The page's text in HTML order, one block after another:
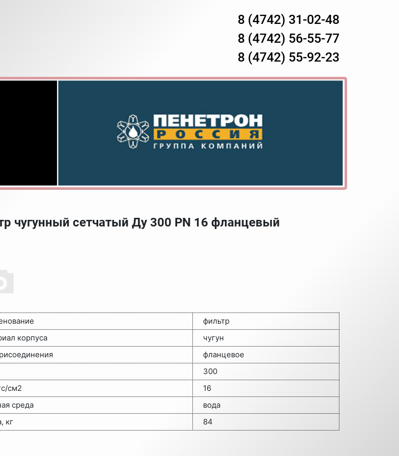
8 (4742) 31-02-48
8 (4742) 56-55-77
8 (4742) 55-92-23
чугунный сетчатый Ду 300 PN 16 фланцевый
фильтр
корпуса
чугун
фланцевое
300
см2
16
среда
вода
кг
84